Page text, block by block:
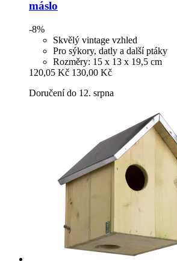
máslo
-8%
Skvělý vintage vzhled
Pro sýkory, datly a další ptáky
Rozměry: 15 x 13 x 19,5 cm
120,05 Kč 130,00 Kč
Doručení do 12. srpna